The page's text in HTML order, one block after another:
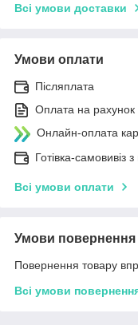
Всі умови доставки
Умови оплати
Післяплата
Оплата на рахунок
Онлайн-оплата
Готівка-самовивіз
Всі умови оплати
Умови повернення
Повернення товару
Всі умови